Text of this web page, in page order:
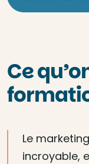
Ce
Le
incroyable,